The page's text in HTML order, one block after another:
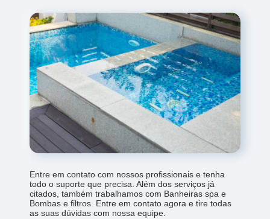
Entre em contato com nossos profissionais e tenha
todo o suporte que precisa. Além dos serviços já
citados, também trabalhamos com Banheiras spa e
Bombas e filtros. Entre em contato agora e tire todas
as suas dúvidas com nossa equipe.